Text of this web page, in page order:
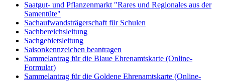
Saatgut- und Pflanzenmarkt "Rares und Regionales aus der
Samentüte"
Sachaufwandsträgerschaft für Schulen
Sachbereichsleitung
Sachgebietsleitung
Saisonkennzeichen beantragen
Sammelantrag für die Blaue Ehrenamtskarte (Online-
Formular)
Sammelantrag für die Goldene Ehrenamtskarte (Online-